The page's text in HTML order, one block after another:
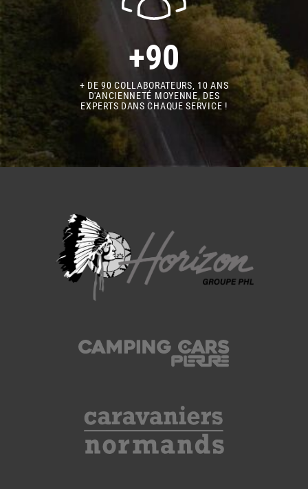
+90
+ DE 90 COLLABORATEURS, 10 ANS
D'ANCIENNETÉ MOYENNE, DES
EXPERTS DANS CHAQUE SERVICE !